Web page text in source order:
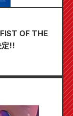
OF THE
定!!